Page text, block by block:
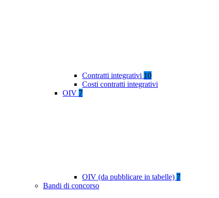
Contratti integrativi 10
Costi contratti integrativi
OIV 7
OIV (da pubblicare in tabelle) 7
Bandi di concorso